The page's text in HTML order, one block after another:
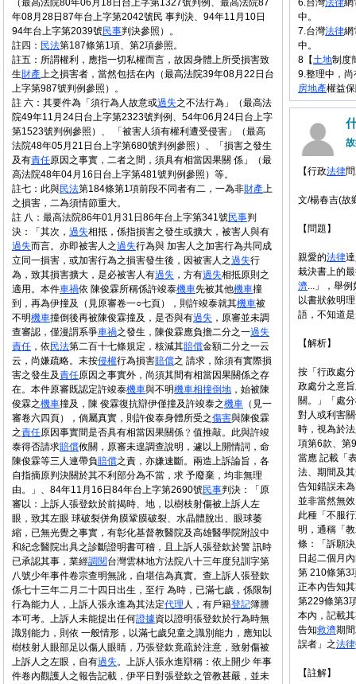
6.台灣法律網
中。
7.台灣法律網
中。
8【土地制度
9.整理中，尚
房地產權益
（最高法院80年06月18日台上字第1327號判例、最高法院87
年08月28日87年台上字第2042號民 事判決、94年11月10日
94年台上字第2039號民事判決參照）。
註四： 民法第187條第1項、第2項參照。
註五：所謂權利，應指一切私權而言，故因身體上所受損害致
生財產上之損害者，當然包括在內（最高法院39年08月22日台
上字第987號判例參照）。
註 六：其要件為「須行為人故意或過失之不法行為」（最高法
院49年11月24日台上字第2323號判例、54年06月24日台上字
第1523號判例參照）、 「被害人須有權利遭受侵害」（最高
法院48年05月21日台上字第680號判例參照）、「損害之發生
及有責任原因之事實，二者之間，須具有相當因果關 係」（最
高法院48年04月16日台上字第481號判例參照）等。
註七：此與民法第184條第1項前段不同者有二，一為非財產上
之損害，二為須情節重大。
註 八：最高法院86年01月31日86年台上字第341號民事判
決：「其次， 過失相抵，係指損害之發生或擴大，被害人與有
過失而言。亦即被害人之過失行為與 加害人之加害行為共同成
立同一損害，或加害行為之損害發生後，因被害人之過失行
為，致其損害擴大，是必被害人有過失 ，方有過失相抵原則之
適用。本件車禍依 陳俊霖所稱係許竣泰機車先被其他機車撞
到，再為伊撞及（見原審卷一○七頁），則許竣泰就其機車被
不明機車撞倒後再被陳俊霖撞及，是否與有過失 ，原審並未調
查審認，僅漫謂系爭車禍之發生，陳俊霖應負擔二分之一過失
責任 ，依民法第二百十七條規定，核減其賠償金額二分之一云
云，尚嫌疏略。末按侵權行為損害賠償之 請求，除須有實際損
害之發生及責任原因之事實外，尚須其間有相當因果關係之存
在。本件原審既認定許竣泰機車與不明機車相撞倒地 ，始被陳
俊霖之機車撞及，陳 俊霖復抗辯伊僅撞及許竣泰之機車 （見一
審卷六四頁），倘屬真實，則許俊泰身體所受之傷害與陳俊霖
之責任原因事實間是否具有相當因果關係﹖值推敲。此與許竣
泰得否請求賠償攸關，原審未遑調查說明，遽以上開情詞，命
陳俊霖等三人連帶負賠償之責，亦嫌速斷。兩造上訴論旨，各
自指摘原判決關於其不利部分為不當，求 予廢棄，均非無理
由。」、84年11月16日84年台上字第2690號民事判決：「原
審以：上訴人張登欽於前揭時、地，以樹枝射傷被上訴人左
眼，致其左眼 球破裂併角膜鞏膜破裂、水晶體脫出、眼球萎
縮，已無光覺之事實，有彰化基督教醫院及高雄醫學院附設中
和紀念醫院出具之診斷證明書可稽，且上訴人張登欽於警 訊時
已承認其事，業經調閱台灣雲林地方法院八十三年度兒訓字第
八號少年事件卷宗查明無訛，自堪信為真實。查上訴人張登欽
係七十三年二月二十四日出生，至行 為時，已滿七歲，係限制
行為能力人，上訴人張永進為其法定代理 人，有戶籍登記簿謄
本可考。上訴人未能提出任何證據資以證明張登欽於行為時無
識別能力，則依 一般情形，以滿七歲兒童之識別能力，應知以
樹枝射人眼部足以傷人眼睛，乃張登欽竟疏於注意，致射傷被
上訴人之左眼，自有過失。上訴人張永進辯稱：依上開少 年事
件卷內觀護人之報告記載，伊平日對張登欽之管教甚嚴，並未
【行政法律
文/楊春吉(故
【問題】
親愛的法律
栽決書上的
濟...」，舉
以書狀敘明
語，不知道
【解析】
按「行政處
政處分之意
關。」「處
對人或利害
時，視為於
項第6款、第
當應 記載「
法、期間及
告知錯誤未
並非當然無
此種「不服
明，通稱「
條：「訴願
日起二個月
第 210條第3
正本內告知
第229條第3
本內，記載
告知救濟期
誤者」之法律
【註解】